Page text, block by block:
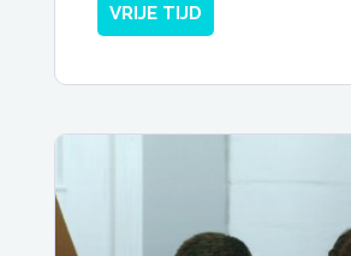
VRIJE TIJD